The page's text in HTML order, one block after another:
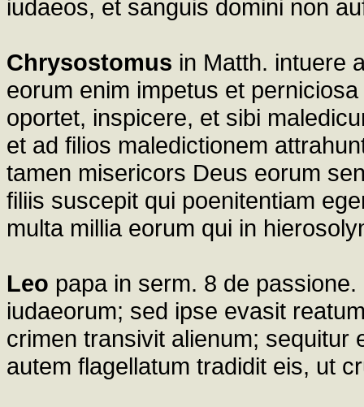
iudaeos, et sanguis domini non
Chrysostomus in Matth. intuere
eorum enim impetus et
oportet, inspicere, et sibi
et ad filios maledictionem
tamen misericors Deus eorum
filiis suscepit qui poenitentiam
multa millia eorum qui in
Leo papa in serm. 8 de
iudaeorum; sed ipse evasit
crimen transivit alienum; sequitur
autem flagellatum tradidit eis, ut